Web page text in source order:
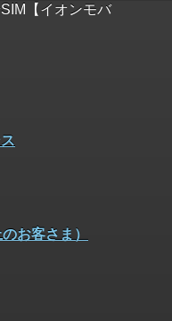
【イオンモバ
お客さま）